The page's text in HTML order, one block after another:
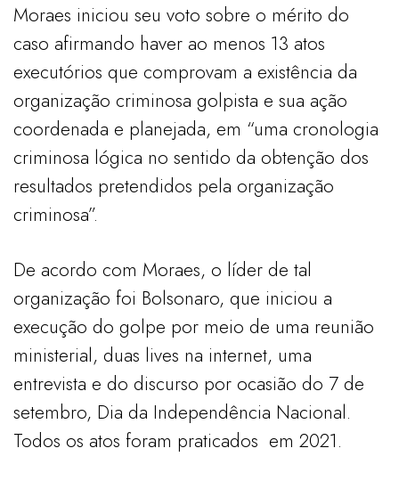
Moraes iniciou seu voto sobre o mérito do
caso afirmando haver ao menos 13 atos
executórios que comprovam a existência da
organização criminosa golpista e sua ação
coordenada e planejada, em “uma cronologia
criminosa lógica no sentido da obtenção dos
resultados pretendidos pela organização
criminosa”.
De acordo com Moraes, o líder de tal
organização foi Bolsonaro, que iniciou a
execução do golpe por meio de uma reunião
ministerial, duas lives na internet, uma
entrevista e do discurso por ocasião do 7 de
setembro, Dia da Independência Nacional.
Todos os atos foram praticados em 2021.